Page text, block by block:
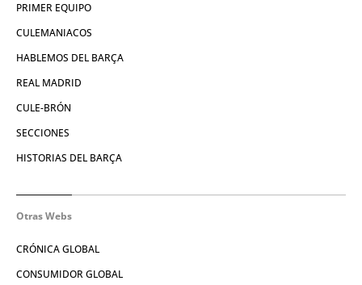
PRIMER EQUIPO
CULEMANIACOS
HABLEMOS DEL BARÇA
REAL MADRID
CULE-BRÓN
SECCIONES
HISTORIAS DEL BARÇA
Otras Webs
CRÓNICA GLOBAL
CONSUMIDOR GLOBAL